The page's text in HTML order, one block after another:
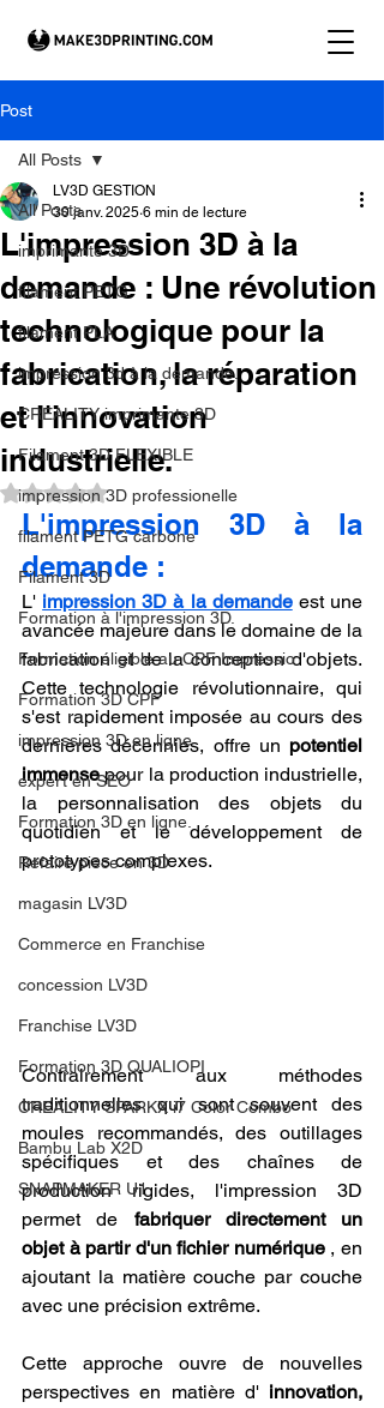
Post
All Posts
imprimante 3D
filament PETG
filament PLA
impression 3d à la demande.
CREALITY imprimante 3D
Filament 3D FLEXIBLE
impression 3D professionelle
filament PETG carbone
Filament 3D
Formation à l'impression 3D.
Formation éligible au CPF Impressio
Formation 3D CPF
impression 3D en ligne
expert en SEO
Formation 3D en ligne.
Refaire piece en 3D
magasin LV3D
Commerce en Franchise
concession LV3D
Franchise LV3D
Formation 3D QUALIOPI
CREALITY SPARKX i7 Color Combo
Bambu Lab X2D
SNAPMAKER U1
All Posts
L'impression 3D à la
demande : Une révolution
technologique pour la
fabrication, la réparation
et l'innovation
industrielle.
LV3D GESTION
30 janv. 2025 6 min de lecture
Noté NaN étoiles sur 5.
L'impression 3D à la
demande :
L' impression 3D à la demande est une
avancée majeure dans le domaine de la
fabrication et de la conception d'objets.
Cette technologie révolutionnaire, qui
s'est rapidement imposée au cours des
dernières décennies, offre un potentiel
immense pour la production industrielle,
la personnalisation des objets du
quotidien et le développement de
prototypes complexes.
Contrairement aux méthodes
traditionnelles qui sont souvent des
moules recommandés, des outillages
spécifiques et des chaînes de
production rigides, l'impression 3D
permet de fabriquer directement un
objet à partir d'un fichier numérique , en
ajoutant la matière couche par couche
avec une précision extrême.
Cette approche ouvre de nouvelles
perspectives en matière d' innovation,